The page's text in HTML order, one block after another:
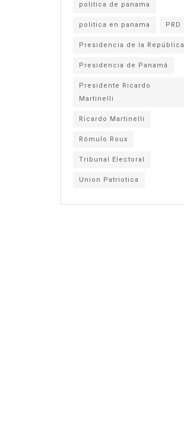
politica de panama
politica en panama PRD
Presidencia de la República
Presidencia de Panamá
Presidente Ricardo
Martinelli
Ricardo Martinelli
Rómulo Roux
Tribunal Electoral
Union Patriotica